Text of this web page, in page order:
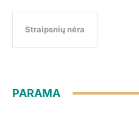
Straipsnių nėra
PARAMA